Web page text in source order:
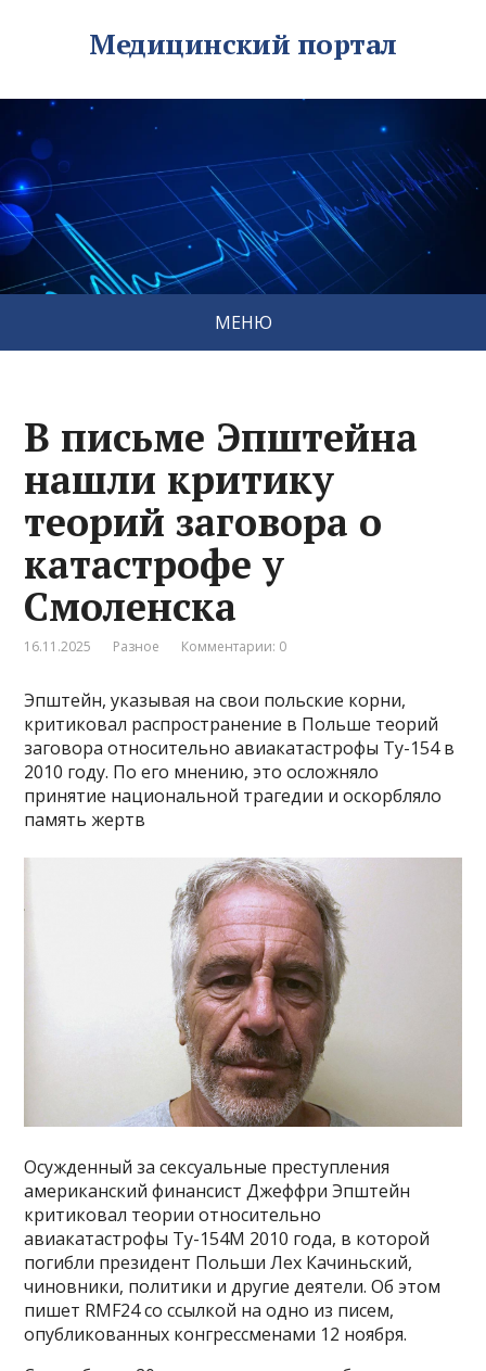
Медицинский портал
МЕНЮ
В письме Эпштейна
нашли критику
теорий заговора о
катастрофе у
Смоленска
16.11.2025 Разное Комментарии: 0
Эпштейн, указывая на свои польские корни,
критиковал распространение в Польше теорий
заговора относительно авиакатастрофы Ту-154 в
2010 году. По его мнению, это осложняло
принятие национальной трагедии и оскорбляло
память жертв
Осужденный за сексуальные преступления
американский финансист Джеффри Эпштейн
критиковал теории относительно
авиакатастрофы Ту-154M 2010 года, в которой
погибли президент Польши Лех Качиньский,
чиновники, политики и другие деятели. Об этом
пишет RMF24 со ссылкой на одно из писем,
опубликованных конгрессменами 12 ноября.